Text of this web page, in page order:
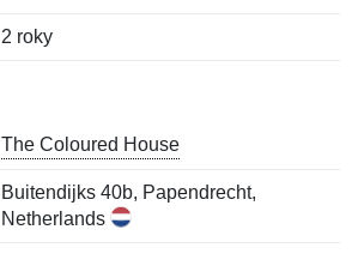
2 roky
The Coloured House
Buitendijks 40b, Papendrecht,
Netherlands